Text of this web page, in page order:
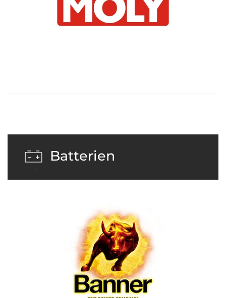
Batterien